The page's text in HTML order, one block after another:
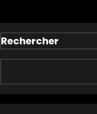
Rechercher